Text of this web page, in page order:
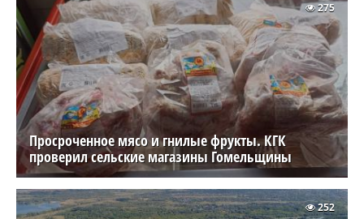
Просроченное мясо и гнилые фрукты. КГК
проверил сельские магазины Гомельщины
275
252